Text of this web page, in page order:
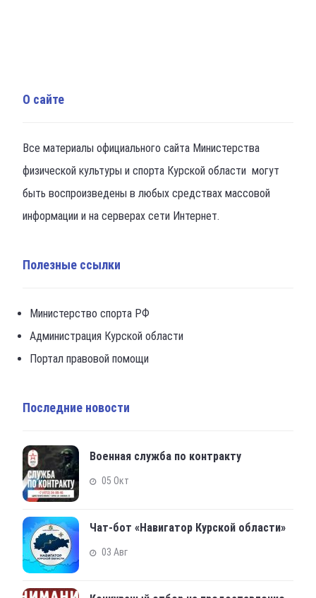
О сайте
Все материалы официального сайта Министерства
физической культуры и спорта Курской области могут
быть воспроизведены в любых средствах массовой
информации и на серверах сети Интернет.
Полезные ссылки
Министерство спорта РФ
Администрация Курской области
Портал правовой помощи
Последние новости
Военная служба по контракту
05 Окт
Чат-бот «Навигатор Курской области»
03 Авг